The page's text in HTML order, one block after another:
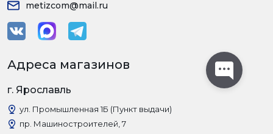
metizcom@mail.ru
Адреса магазинов
г. Ярославль
ул. Промышленная 1Б (Пункт выдачи)
пр. Машиностроителей, 7